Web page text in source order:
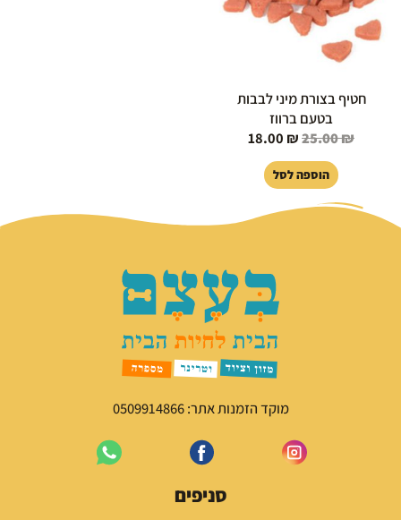
חטיף בצורת מיני לבבות
בטעם ברווז
25.00₪
18.00 ₪
הוספה לסל
מוקד הזמנות אתר: 0509914866
סניפים